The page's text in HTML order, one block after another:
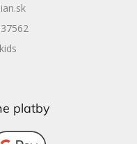
platby